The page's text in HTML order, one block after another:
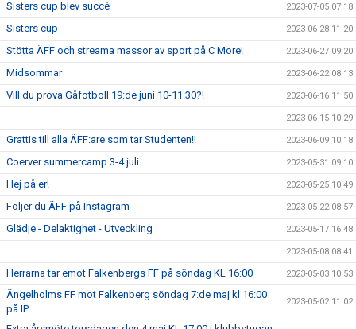
Sisters cup blev succé 2023-07-05 07:18
Sisters cup 2023-06-28 11:20
Stötta ÄFF och streama massor av sport på C More! 2023-06-27 09:20
Midsommar 2023-06-22 08:13
Vill du prova Gåfotboll 19:de juni 10-11:30?! 2023-06-16 11:50
2023-06-15 10:29
Grattis till alla ÄFF:are som tar Studenten!! 2023-06-09 10:18
Coerver summercamp 3-4 juli 2023-05-31 09:10
Hej på er! 2023-05-25 10:49
Följer du ÄFF på Instagram 2023-05-22 08:57
Glädje - Delaktighet - Utveckling 2023-05-17 16:48
2023-05-08 08:41
Herrarna tar emot Falkenbergs FF på söndag KL 16:00 2023-05-03 10:53
Ängelholms FF mot Falkenberg söndag 7:de maj kl 16:00
på IP
2023-05-02 11:02